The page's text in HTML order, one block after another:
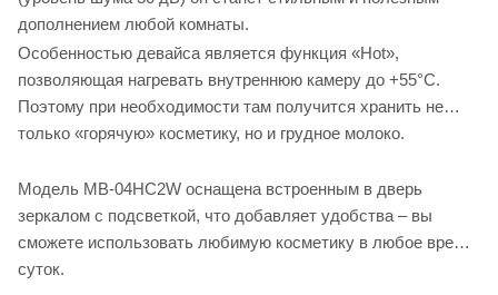
дополнением любой комнаты.
Особенностью девайса является функция «Hot»,
позволяющая нагревать внутреннюю камеру до +55°C.
Поэтому при необходимости там получится хранить не
только «горячую» косметику, но и грудное молоко.
Модель MB-04HC2W оснащена встроенным в дверь
зеркалом с подсветкой, что добавляет удобства – вы
сможете использовать любимую косметику в любое время
суток.